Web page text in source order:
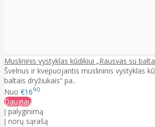
Muslininis vystyklas kūdikiui „Rausvas su
Švelnus ir kvėpuojantis muslininis vystyklas
baltais dryžiukais“ pa..
Nuo €1690
Daugiau
Į palyginimą
Į norų sąrašą